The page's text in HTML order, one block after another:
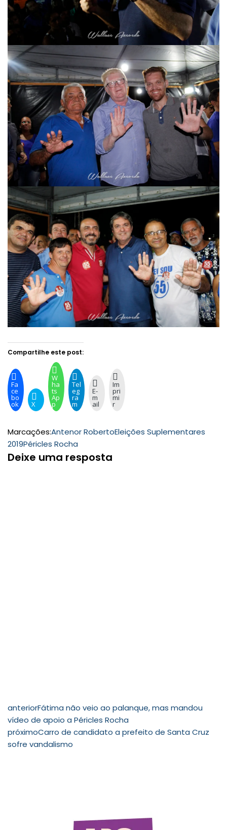
Compartilhe este post:
Fa
ce
bo
ok X
W
ha
ts
Ap
p
Tel
eg
ra
m
E-
m
ail
Im
pri
mi
r
Marcações:Antenor RobertoEleições Suplementares
2019Péricles Rocha
Deixe uma resposta
anteriorFátima não veio ao palanque, mas mandou
vídeo de apoio a Péricles Rocha
próximoCarro de candidato a prefeito de Santa Cruz
sofre vandalismo